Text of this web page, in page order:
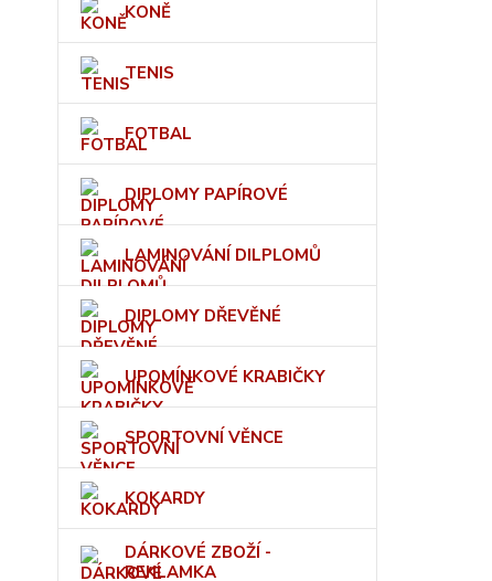
KONĚ
TENIS
FOTBAL
DIPLOMY PAPÍROVÉ
LAMINOVÁNÍ DILPLOMŮ
DIPLOMY DŘEVĚNÉ
UPOMÍNKOVÉ KRABIČKY
SPORTOVNÍ VĚNCE
KOKARDY
DÁRKOVÉ ZBOŽÍ -
REKLAMKA